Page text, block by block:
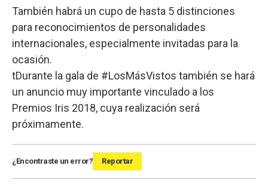
También habrá un cupo de hasta 5 distinciones
para reconocimientos de personalidades
internacionales, especialmente invitadas para la
ocasión.
tDurante la gala de #LosMásVistos también se hará
un anuncio muy importante vinculado a los
Premios Iris 2018, cuya realización será
próximamente.
¿Encontraste un error? Reportar